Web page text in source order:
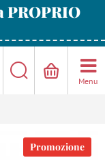
PROPRIO
Menu
Promozione